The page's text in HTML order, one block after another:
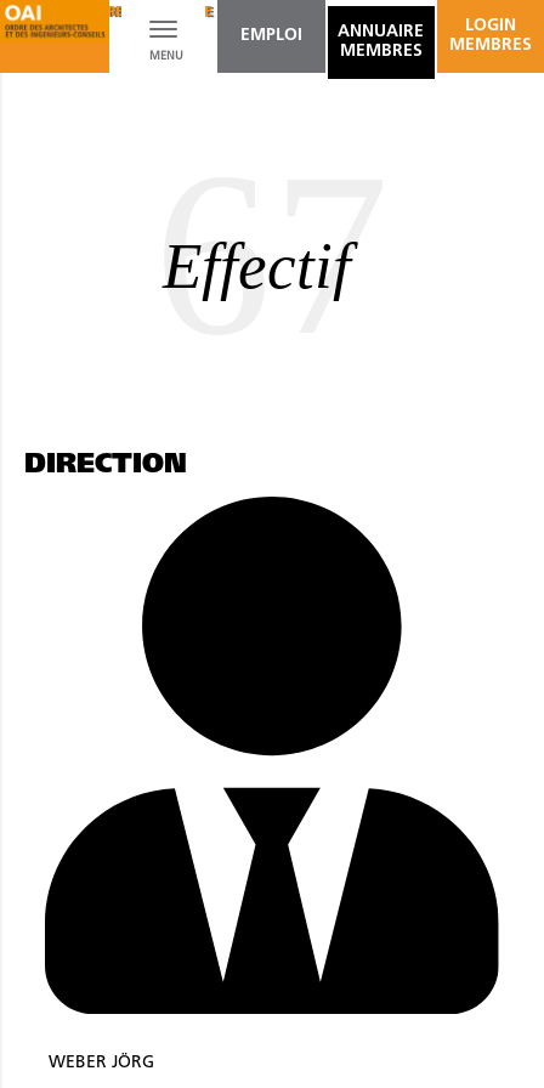
Toggle
navigation
MENU
EMPLOI
ANNUAIRE
MEMBRES
LOGIN
MEMBRES
ARCHITECTURE DU PAYSAGE
67
Effectif
DIRECTION
WEBER JÖRG